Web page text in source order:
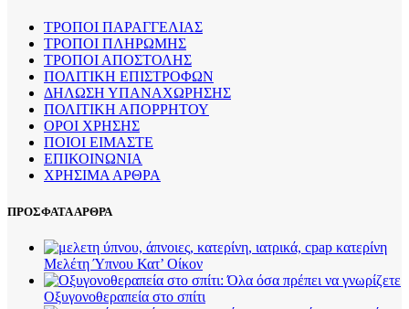
ΤΡΟΠΟΙ ΠΑΡΑΓΓΕΛΙΑΣ
ΤΡΟΠΟΙ ΠΛΗΡΩΜΗΣ
ΤΡΟΠΟΙ ΑΠΟΣΤΟΛΗΣ
ΠΟΛΙΤΙΚΗ ΕΠΙΣΤΡΟΦΩΝ
ΔΗΛΩΣΗ ΥΠΑΝΑΧΩΡΗΣΗΣ
ΠΟΛΙΤΙΚΗ ΑΠΟΡΡΗΤΟΥ
ΟΡΟΙ ΧΡΗΣΗΣ
ΠΟΙΟΙ ΕΙΜΑΣΤΕ
ΕΠΙΚΟΙΝΩΝΙΑ
ΧΡΗΣΙΜΑ ΑΡΘΡΑ
ΠΡΟΣΦΑΤΑ ΑΡΘΡΑ
Μελέτη Ύπνου Κατ’ Οίκον
Οξυγονοθεραπεία στο σπίτι